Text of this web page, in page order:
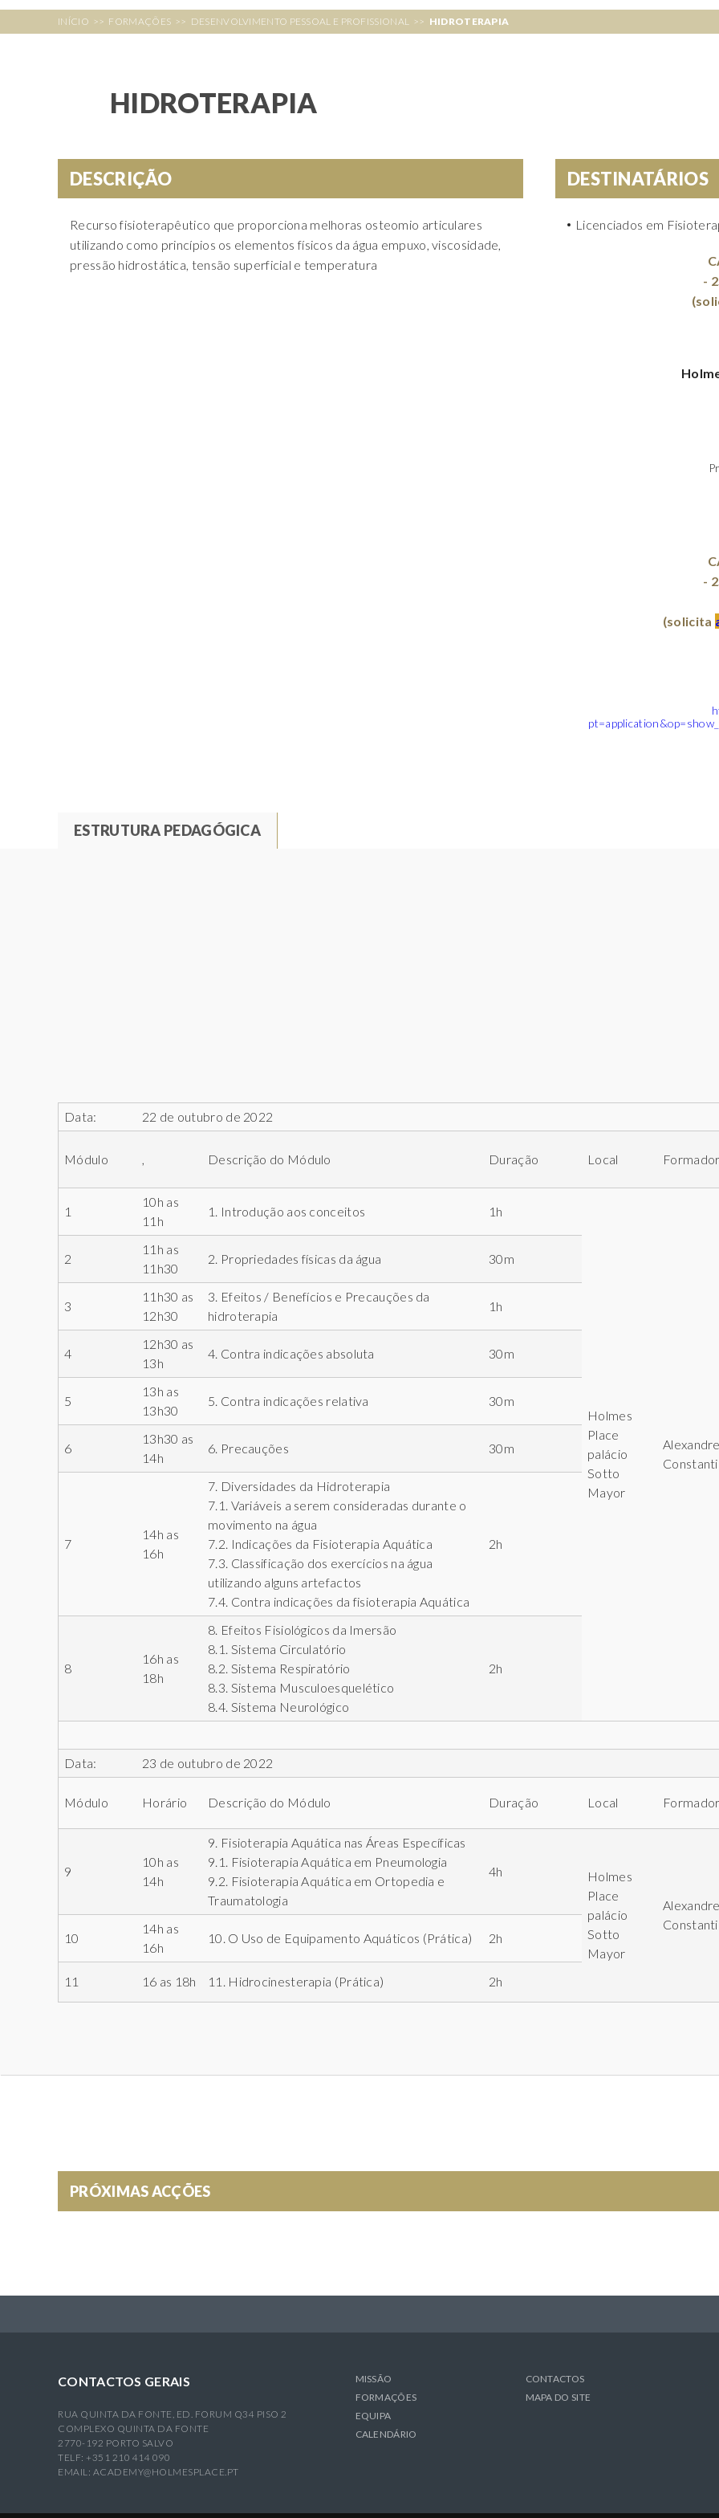
INÍCIO >> FORMAÇÕES >> DESENVOLVIMENTO PESSOAL E PROFISSIONAL >> HIDROTERAPIA
HIDROTERAPIA
DESCRIÇÃO
Recurso fisioterapêutico que proporciona melhoras osteomio articulares
utilizando como princípios os elementos físicos da água empuxo, viscosidade,
pressão hidrostática, tensão superficial e temperatura
DESTINATÁRIOS
Licenciados em
-
-
(solicita
ESTRUTURA PEDAGÓGICA
Data: 22 de outubro de 2022
Módulo , Descrição do Módulo Duração Local
1
10h as
11h
1. Introdução aos conceitos 1h
Holmes
Place
palácio
Sotto
Mayor
2
11h as
11h30
2. Propriedades físicas da água 30m
3
11h30 as
12h30
3. Efeitos / Benefícios e Precauções da
hidroterapia
1h
4
12h30 as
13h
4. Contra indicações absoluta 30m
5
13h as
13h30
5. Contra indicações relativa 30m
6
13h30 as
14h
6. Precauções 30m
7
14h as
16h
7. Diversidades da Hidroterapia
7.1. Variáveis a serem consideradas durante o
movimento na água
7.2. Indicações da Fisioterapia Aquática
7.3. Classificação dos exercícios na água
utilizando alguns artefactos
7.4. Contra indicações da fisioterapia Aquática
2h
8
16h as
18h
8. Efeitos Fisiológicos da Imersão
8.1. Sistema Circulatório
8.2. Sistema Respiratório
8.3. Sistema Musculoesquelético
8.4. Sistema Neurológico
2h
Data: 23 de outubro de 2022
Módulo Horário Descrição do Módulo Duração Local
9
10h as
14h
9. Fisioterapia Aquática nas Áreas Específicas
9.1. Fisioterapia Aquática em Pneumologia
9.2. Fisioterapia Aquática em Ortopedia e
Traumatologia
4h
Holmes
Place
palácio
Sotto
Mayor
10
14h as
16h
10. O Uso de Equipamento Aquáticos (Prática) 2h
11 16 as 18h 11. Hidrocinesterapia (Prática) 2h
PRÓXIMAS ACÇÕES
CONTACTOS GERAIS
RUA QUINTA DA FONTE, ED. FORUM Q34 PISO 2
COMPLEXO QUINTA DA FONTE
2770-192 PORTO SALVO
TELF: +351 210 414 090
EMAIL: ACADEMY@HOLMESPLACE.PT
MISSÃO
FORMAÇÕES
EQUIPA
CALENDÁRIO
CONTACTOS
MAPA DO SITE